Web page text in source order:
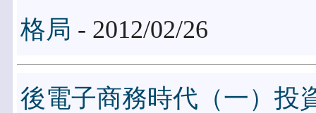
格局 - 2012/02/26
後電子商務時代（一）投